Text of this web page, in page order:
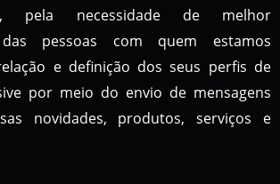
pela necessidade de melhor
das pessoas com quem estamos
e definição dos seus perfis de
por meio do envio de mensagens
novidades, produtos, serviços e